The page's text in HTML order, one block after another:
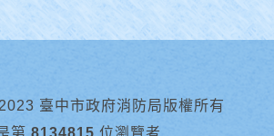
臺中市政府消防局版權所有
第 8134815 位瀏覽者